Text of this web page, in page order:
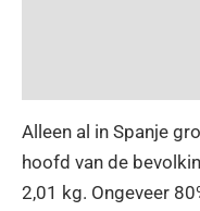
Alleen al in Spanje
hoofd van de
2,01 kg. Ongeveer